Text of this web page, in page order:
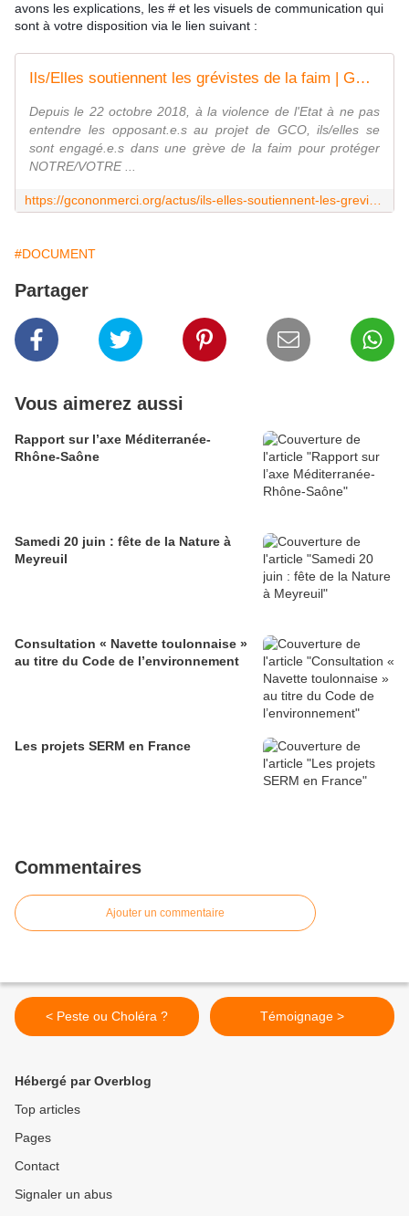
avons les explications, les # et les visuels de communication qui
sont à votre disposition via le lien suivant :
Ils/Elles soutiennent les grévistes de la faim | GCO NON MERCI
Depuis le 22 octobre 2018, à la violence de l'Etat à ne pas
entendre les opposant.e.s au projet de GCO, ils/elles se
sont engagé.e.s dans une grève de la faim pour protéger
NOTRE/VOTRE ...
#DOCUMENT
Partager
Vous aimerez aussi
Rapport sur l’axe Méditerranée-
Rhône-Saône
Samedi 20 juin : fête de la Nature à
Meyreuil
Consultation « Navette toulonnaise »
au titre du Code de l’environnement
Les projets SERM en France
Commentaires
Ajouter un commentaire
< Peste ou Choléra ? Témoignage >
Hébergé par Overblog
Top articles
Pages
Contact
Signaler un abus